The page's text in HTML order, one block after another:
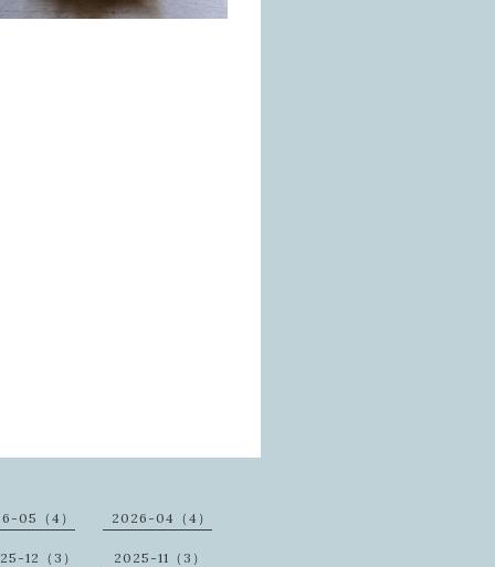
05（4） 2026-04（4）
12（3） 2025-11（3）